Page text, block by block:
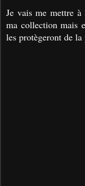
Je vais me mettre
ma collection mais
les protègeront de la